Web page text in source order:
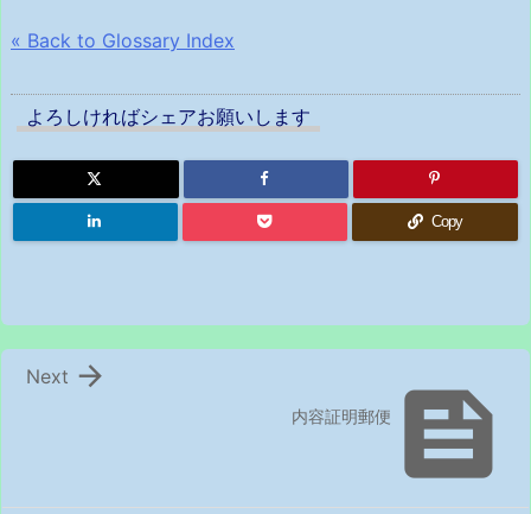
« Back to Glossary Index
よろしければシェアお願いします
Copy

内容証明郵便

Next